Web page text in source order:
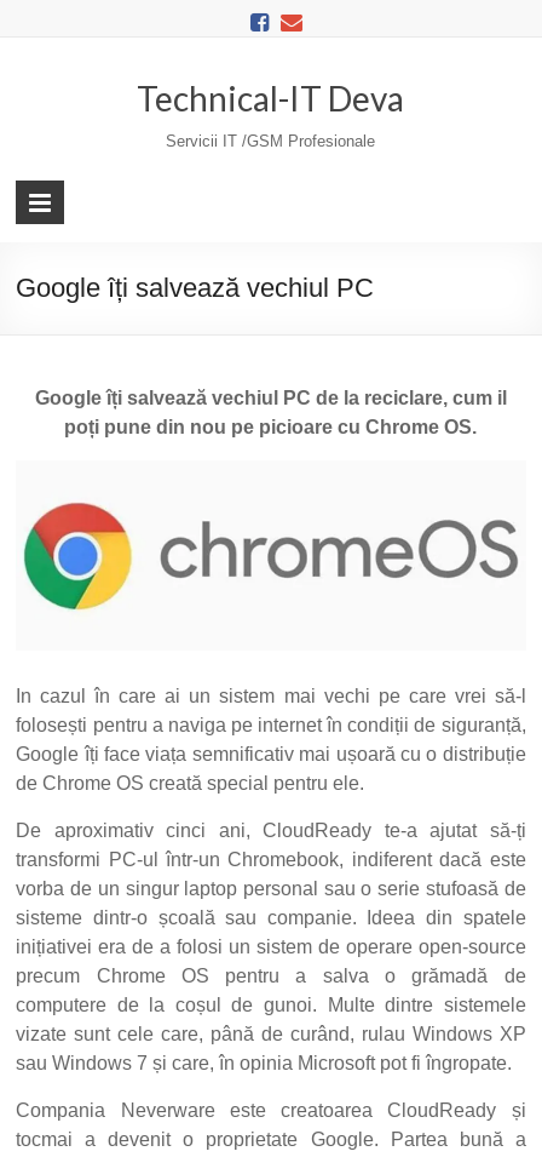
Technical-IT Deva
Servicii IT /GSM Profesionale
Google îți salvează vechiul PC
Google îți salvează vechiul PC de la reciclare, cum il
poți pune din nou pe picioare cu Chrome OS.
In cazul în care ai un sistem mai vechi pe care vrei să-l
folosești pentru a naviga pe internet în condiții de siguranță,
Google îți face viața semnificativ mai ușoară cu o distribuție
de Chrome OS creată special pentru ele.
De aproximativ cinci ani, CloudReady te-a ajutat să-ți
transformi PC-ul într-un Chromebook, indiferent dacă este
vorba de un singur laptop personal sau o serie stufoasă de
sisteme dintr-o școală sau companie. Ideea din spatele
inițiativei era de a folosi un sistem de operare open-source
precum Chrome OS pentru a salva o grămadă de
computere de la coșul de gunoi. Multe dintre sistemele
vizate sunt cele care, până de curând, rulau Windows XP
sau Windows 7 și care, în opinia Microsoft pot fi îngropate.
Compania Neverware este creatoarea CloudReady și
tocmai a devenit o proprietate Google. Partea bună a